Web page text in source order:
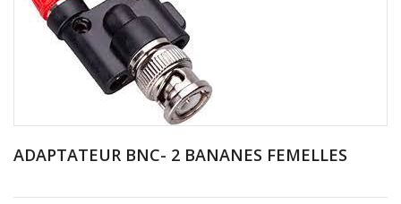
ADAPTATEUR BNC- 2 BANANES FEMELLES